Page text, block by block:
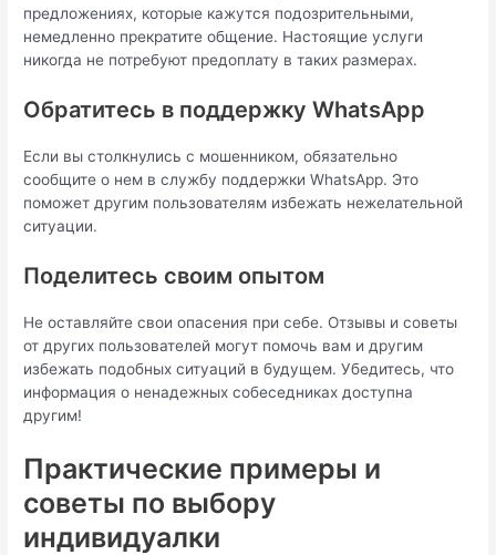
предложениях, которые кажутся подозрительными,
немедленно прекратите общение. Настоящие услуги
никогда не потребуют предоплату в таких размерах.
Обратитесь в поддержку WhatsApp
Если вы столкнулись с мошенником, обязательно
сообщите о нем в службу поддержки WhatsApp. Это
поможет другим пользователям избежать нежелательной
ситуации.
Поделитесь своим опытом
Не оставляйте свои опасения при себе. Отзывы и советы
от других пользователей могут помочь вам и другим
избежать подобных ситуаций в будущем. Убедитесь, что
информация о ненадежных собеседниках доступна
другим!
Практические примеры и
советы по выбору
индивидуалки